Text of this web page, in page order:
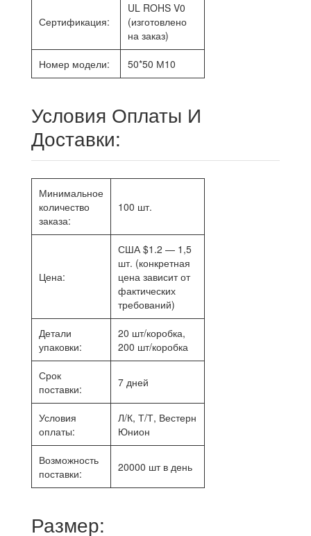
Сертификация:
UL ROHS V0
(изготовлено
на заказ)
Номер модели: 50*50 М10
Условия Оплаты И
Доставки:
Минимальное
количество
заказа:
100 шт.
Цена:
США $1.2 — 1,5
шт. (конкретная
цена зависит от
фактических
требований)
Детали
упаковки:
20 шт/коробка,
200 шт/коробка
Срок
поставки:
7 дней
Условия
оплаты:
Л/К, Т/Т, Вестерн
Юнион
Возможность
поставки:
20000 шт в день
Размер: